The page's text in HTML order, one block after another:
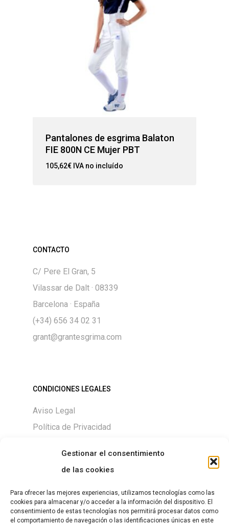
Gestionar el consentimiento
de las cookies
Para ofrecer las mejores experiencias, utilizamos tecnologías como las
cookies para almacenar y/o acceder a la información del dispositivo. El
consentimiento de estas tecnologías nos permitirá procesar datos como
el comportamiento de navegación o las identificaciones únicas en este
Pantalones de esgrima Balaton
FIE 800N CE Mujer PBT
105,62€ IVA no incluído
CONTACTO
C/ Pere El Gran, 5
Vilassar de Dalt · 08339
Barcelona · España
(+34) 656 34 02 31
grant@grantesgrima.com
CONDICIONES LEGALES
Aviso Legal
Política de Privacidad
DESCARGAS
Size chart